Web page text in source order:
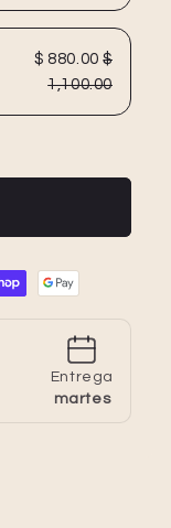
$ 880.00 $
1,100.00
Entrega
martes